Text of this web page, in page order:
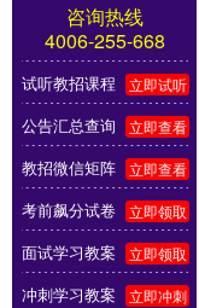
咨询热线
4006-255-668
试听教招课程 立即试听
公告汇总查询 立即查看
教招微信矩阵 立即查看
考前飙分试卷 立即领取
面试学习教案 立即领取
冲刺学习教案 立即冲刺